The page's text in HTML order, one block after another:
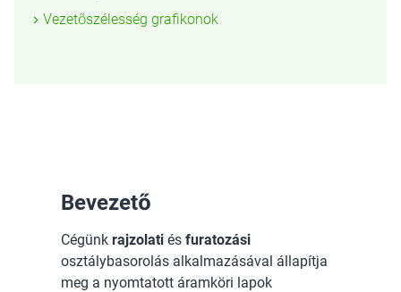
Vezetőszélesség grafikonok
Bevezető
Cégünk rajzolati és furatozási
osztálybasorolás alkalmazásával állapítja
meg a nyomtatott áramköri lapok